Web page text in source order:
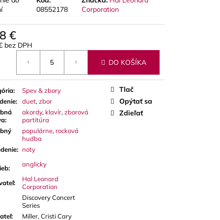
08552178
Corporation
€
bez DPH
DO KOŠÍKA
:
Spev & zbory
: duet, zbor
:
akordy, klavír, zborová
partitúra
populárne, rocková
hudba
: noty
: anglicky
:
Hal Leonard
Corporation
Discovery Concert
Series
:
Miller, Cristi Cary
Tlač
Opýtať sa
Zdieľať
RED CUT PLÁTKY